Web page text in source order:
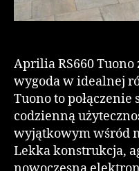
Aprilia RS660 Tuono
wygoda w idealnej
Tuono to połączenie
codzienną
wyjątkowym wśród
Lekka konstrukcja,